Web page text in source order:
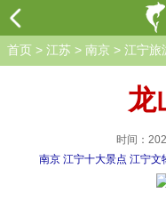
首页 > 江苏 > 南京 > 江宁旅
龙
时间：
南京 江宁十大景点 江宁文